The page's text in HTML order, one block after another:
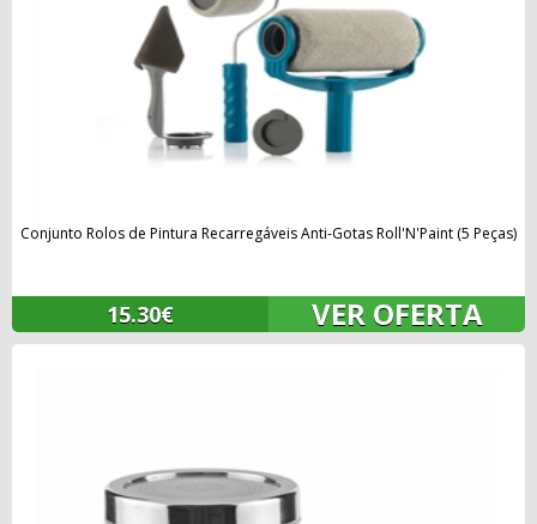
Conjunto Rolos de Pintura Recarregáveis Anti-Gotas Roll'N'Paint (5 Peças)
15.30€ VER OFERTA